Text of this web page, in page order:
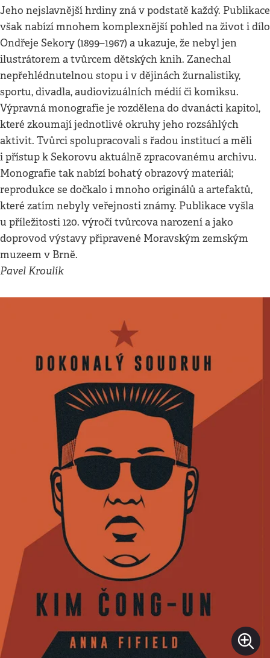
Jeho nejslavnější hrdiny zná v podstatě každý. Publikace
však nabízí mnohem komplexnější pohled na život i dílo
Ondřeje Sekory (1899–1967) a ukazuje, že nebyl jen
ilustrátorem a tvůrcem dětských knih. Zanechal
nepřehlédnutelnou stopu i v dějinách žurnalistiky,
sportu, divadla, audiovizuálních médií či komiksu.
Výpravná monografie je rozdělena do dvanácti kapitol,
které zkoumají jednotlivé okruhy jeho rozsáhlých
aktivit. Tvůrci spolupracovali s řadou institucí a měli
i přístup k Sekorovu aktuálně zpracovanému archivu.
Monografie tak nabízí bohatý obrazový materiál;
reprodukce se dočkalo i mnoho originálů a artefaktů,
které zatím nebyly veřejnosti známy. Publikace vyšla
u příležitosti 120. výročí tvůrcova narození a jako
doprovod výstavy připravené Moravským zemským
muzeem v Brně.
Pavel Kroulík